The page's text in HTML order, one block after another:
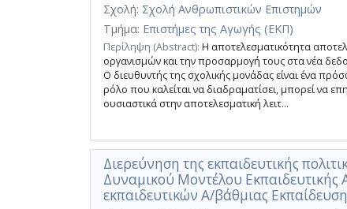
Σχολή: Σχολή Ανθρωπιστικών Επιστημών
Τμήμα: Επιστήμες της Αγωγής (ΕΚΠ)
Περίληψη (Abstract): Η αποτελεσματικότητα
οργανισμών και την προσαρμογή τους στα νέα
Ο διευθυντής της σχολικής μονάδας είναι ένα
ρόλο που καλείται να διαδραματίσει, μπορεί να
ουσιαστικά στην αποτελεσματική λειτ...
Διερεύνηση της εκπαιδευτικής
Δυναμικού Μοντέλου Εκπαιδευτικής
εκπαιδευτικών Α/βάθμιας